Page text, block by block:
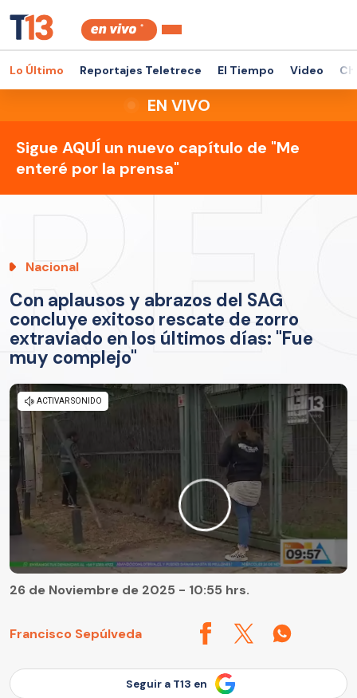
Lo Último Reportajes Teletrece El Tiempo Video
EN VIVO
Sigue AQUÍ un nuevo capítulo de "Me
enteré por la prensa"
Nacional
Con aplausos y abrazos del SAG
concluye exitoso rescate de zorro
extraviado en los últimos días: "Fue
muy complejo"
Francisco Sepúlveda
26 de Noviembre de 2025 - 10:55 hrs.
Seguir a T13 en